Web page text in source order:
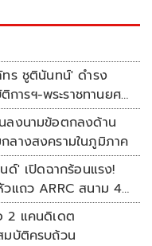
ทร ชูตินันทน์' ดำรง
ารฯ-พระราชทานยศ
ลงนามข้อตกลงด้าน
ลางสงครามในภูมิภาค
ด์' เปิดฉากร้อนแรง!
แถว ARRC สนาม 4
2 แคนดิเดต
บัติครบถ้วน